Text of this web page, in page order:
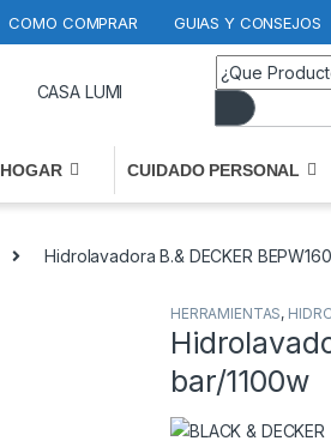
COMO COMPRAR GUIAS Y CONSEJOS
HOGAR CUIDADO PERSONAL
Hidrolavadora B.& DECKER
HERRAMIENTAS,
bar/1100w